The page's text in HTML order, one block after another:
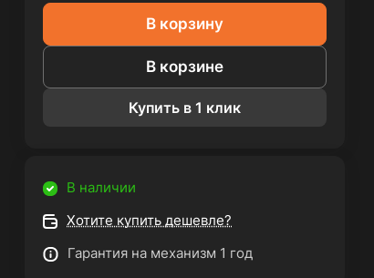
В корзину
В корзине
Купить в 1 клик
В наличии
Хотите купить дешевле?
Гарантия на механизм 1 год